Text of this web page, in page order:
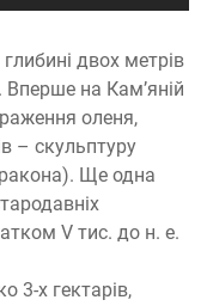
двох метрів
на Кам’яній
оленя,
– скульптуру
Ще одна
V тис. до н. е.
3-х гектарів,